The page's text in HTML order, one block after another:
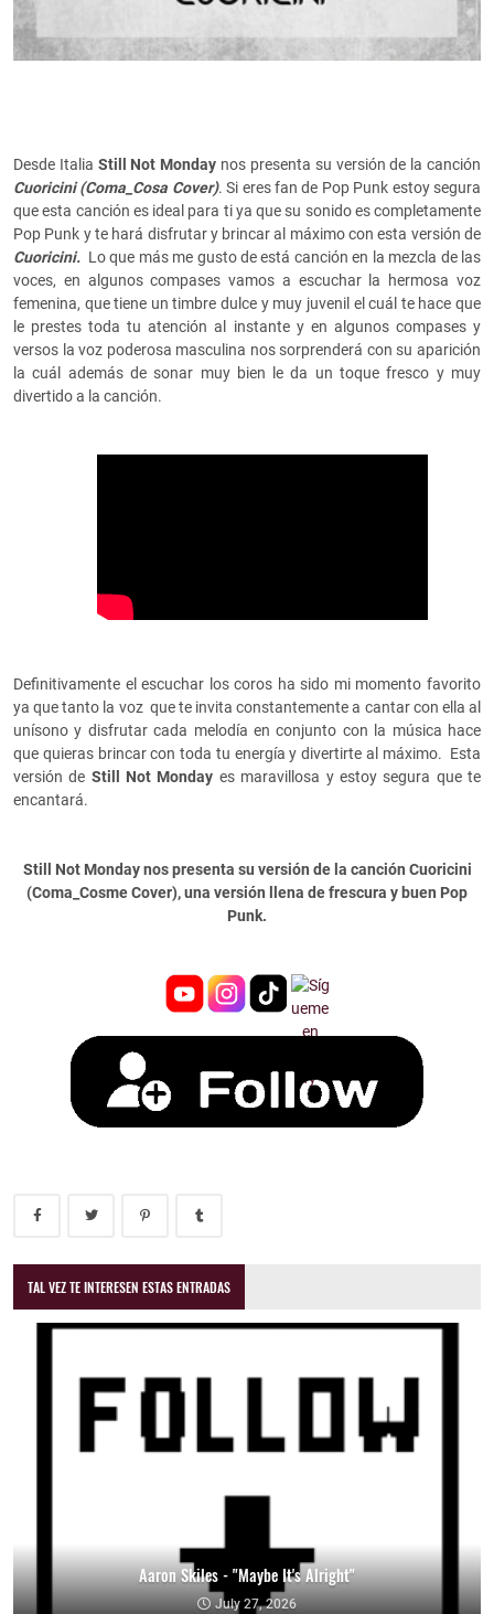
Desde Italia Still Not Monday nos presenta su versión de la canción
Cuoricini (Coma_Cosa Cover). Si eres fan de Pop Punk estoy segura
que esta canción es ideal para ti ya que su sonido es completamente
Pop Punk y te hará disfrutar y brincar al máximo con esta versión de
Cuoricini. Lo que más me gusto de está canción en la mezcla de las
voces, en algunos compases vamos a escuchar la hermosa voz
femenina, que tiene un timbre dulce y muy juvenil el cuál te hace que
le prestes toda tu atención al instante y en algunos compases y
versos la voz poderosa masculina nos sorprenderá con su aparición
la cuál además de sonar muy bien le da un toque fresco y muy
divertido a la canción.
Definitivamente el escuchar los coros ha sido mi momento favorito
ya que tanto la voz que te invita constantemente a cantar con ella al
unísono y disfrutar cada melodía en conjunto con la música hace
que quieras brincar con toda tu energía y divertirte al máximo. Esta
versión de Still Not Monday es maravillosa y estoy segura que te
encantará.
Still Not Monday nos presenta su versión de la canción Cuoricini
(Coma_Cosme Cover), una versión llena de frescura y buen Pop
Punk.
TAL VEZ TE INTERESEN ESTAS ENTRADAS
Aaron Skiles - "Maybe It's Alright"
July 27, 2026